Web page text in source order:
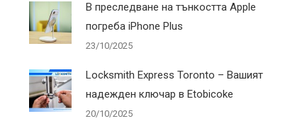
В преследване на тънкостта Apple
погреба iPhone Plus
23/10/2025
Locksmith Express Toronto – Вашият
надежден ключар в Etobicoke
20/10/2025